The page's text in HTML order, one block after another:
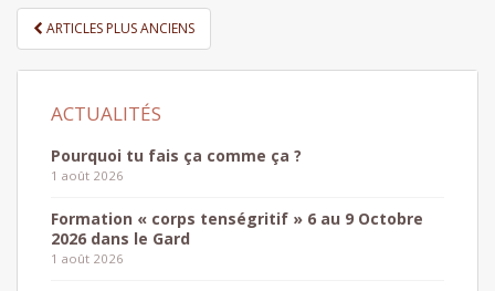
PAGINATION
DES
ARTICLES PLUS ANCIENS
Pourquoi tu fais ça comme ça ?
1 août 2026
Formation « corps tenségritif » 6 au 9 Octobre
2026 dans le Gard
1 août 2026